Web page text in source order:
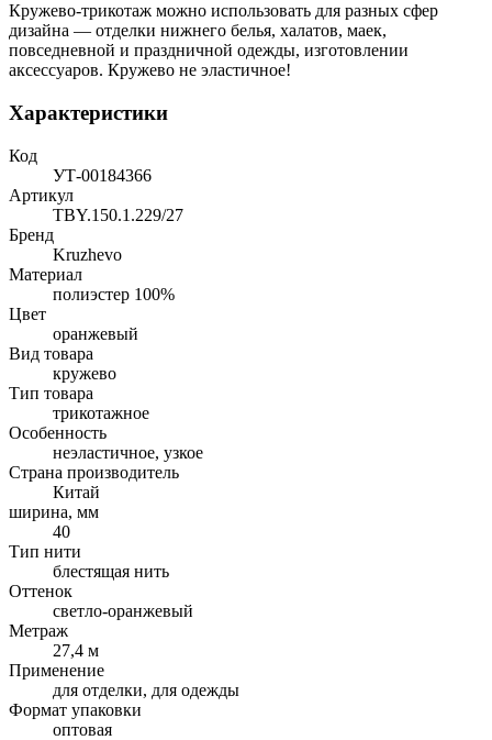
Кружево-трикотаж можно использовать для разных сфер
дизайна — отделки нижнего белья, халатов, маек,
повседневной и праздничной одежды, изготовлении
аксессуаров. Кружево не эластичное!
Характеристики
Код
УТ-00184366
Артикул
TBY.150.1.229/27
Бренд
Kruzhevo
Материал
полиэстер 100%
Цвет
оранжевый
Вид товара
кружево
Тип товара
трикотажное
Особенность
неэластичное, узкое
Страна производитель
Китай
ширина, мм
40
Тип нити
блестящая нить
Оттенок
светло-оранжевый
Метраж
27,4 м
Применение
для отделки, для одежды
Формат упаковки
оптовая